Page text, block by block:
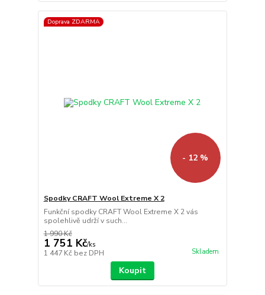
Doprava ZDARMA
- 12 %
Spodky CRAFT Wool Extreme X 2
Funkční spodky CRAFT Wool Extreme X 2 vás
spolehlivě udrží v such...
1 990 Kč
1 751 Kč/ks
1 447 Kč bez DPH Skladem
Koupit